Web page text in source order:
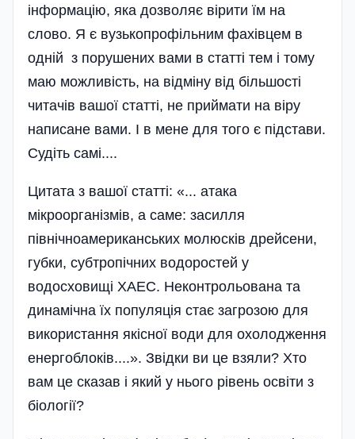
інформацію, яка дозволяє вірити їм на
слово. Я є вузькопрофільним фахівцем в
одній з порушених вами в статті тем і тому
маю можливість, на відміну від більшості
читачів вашої статті, не приймати на віру
написане вами. І в мене для того є підстави.
Судіть самі....
Цитата з вашої статті: «... атака
мікроорганізмів, а саме: засилля
північноамериканських молюсків дрейсени,
губки, субтропічних водоростей у
водосховищі ХАЕС. Неконтрольована та
динамічна їх популяція стає загрозою для
використання якісної води для охолодження
енергоблоків....». Звідки ви це взяли? Хто
вам це сказав і який у нього рівень освіти з
біології?